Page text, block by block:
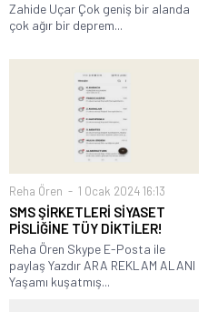
Zahide Uçar Çok geniş bir alanda
çok ağır bir deprem...
Reha Ören 1 Ocak 2024 16:13
SMS ŞİRKETLERİ SİYASET
PİSLİĞİNE TÜY DİKTİLER!
Reha Ören Skype E-Posta ile
paylaş Yazdır ARA REKLAM ALANI
Yaşamı kuşatmış...